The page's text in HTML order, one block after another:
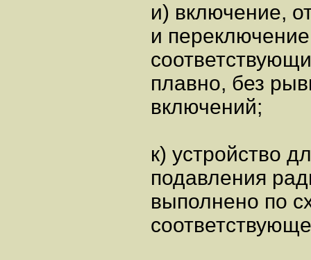
и) включение,
и
плавно, без
включений;
к) устройство
подавления
выполнено по